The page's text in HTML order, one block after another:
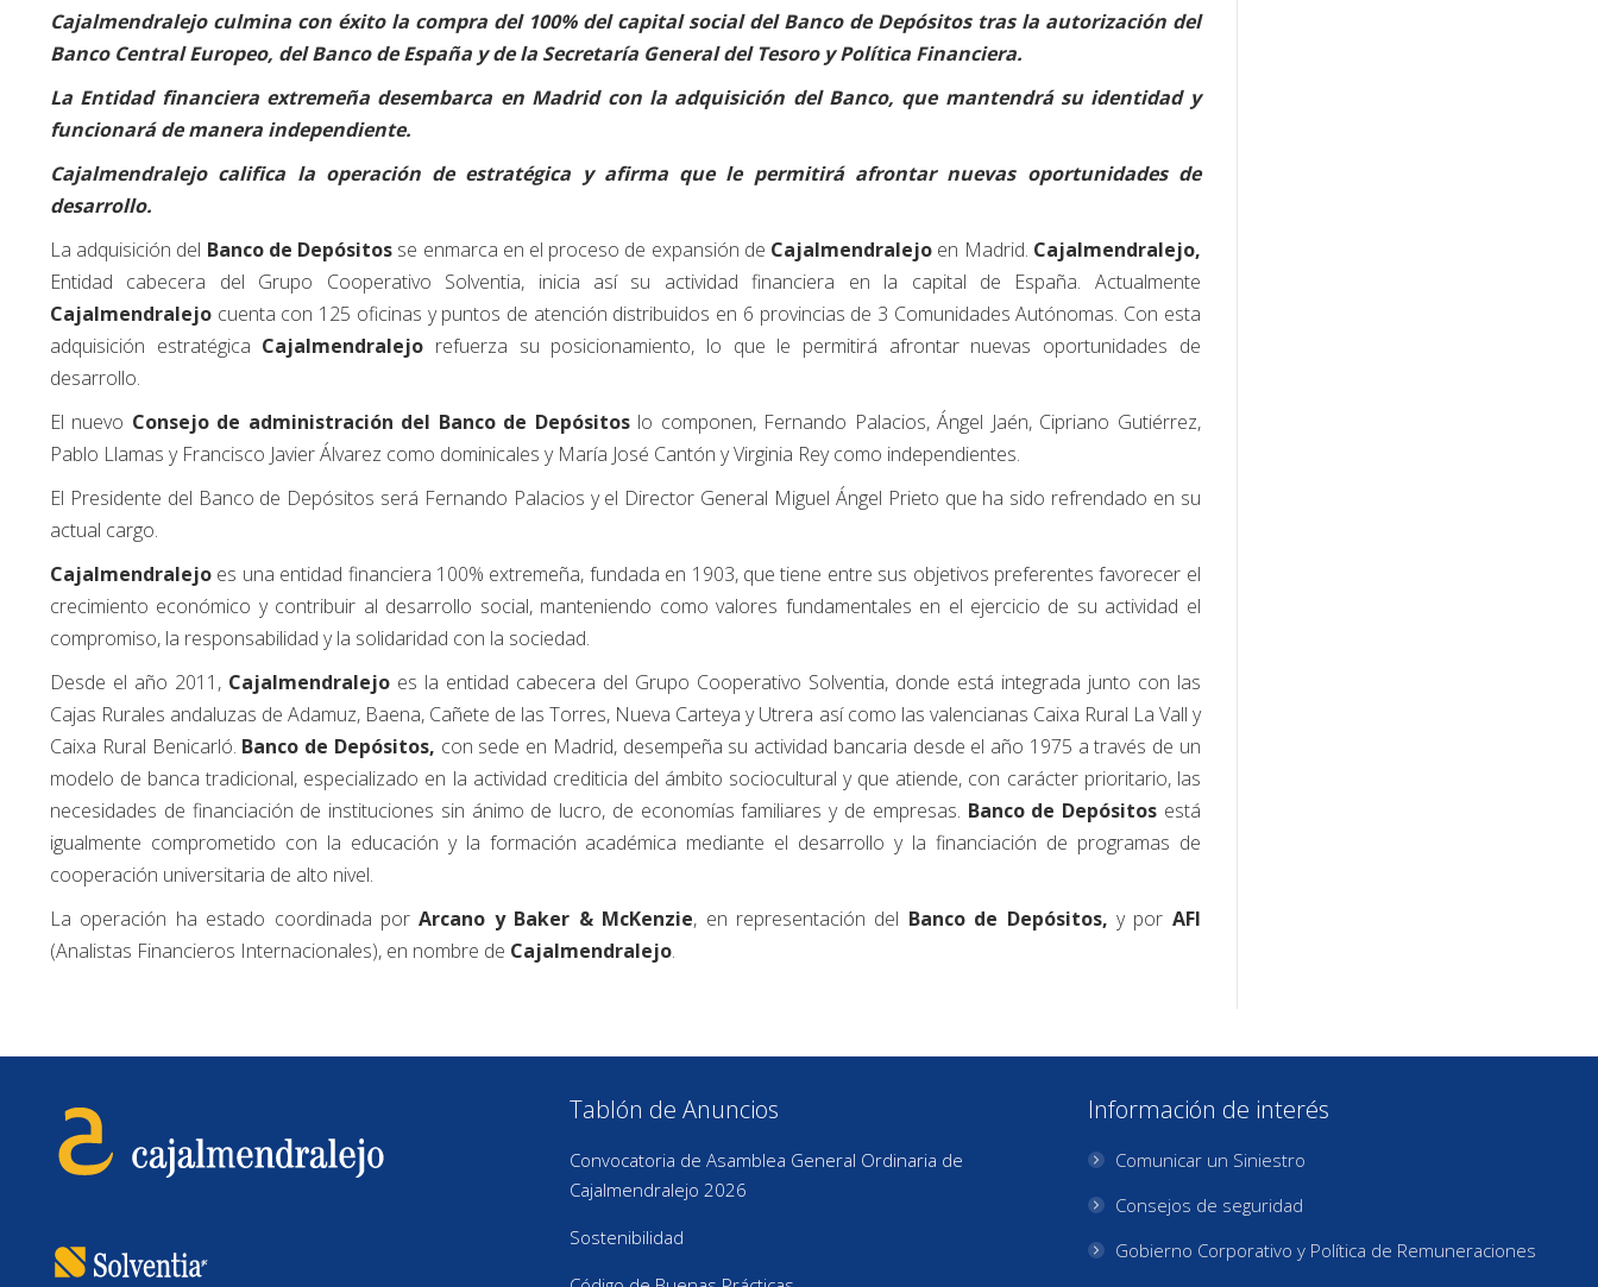
Cajalmendralejo culmina con éxito la compra del 100% del capital social del Banco de Depósitos tras la autorización del
Banco Central Europeo, del Banco de España y de la Secretaría General del Tesoro y Política Financiera.
La Entidad financiera extremeña desembarca en Madrid con la adquisición del Banco, que mantendrá su identidad y
funcionará de manera independiente.
Cajalmendralejo califica la operación de estratégica y afirma que le permitirá afrontar nuevas oportunidades de
desarrollo.
La adquisición del Banco de Depósitos se enmarca en el proceso de expansión de Cajalmendralejo en Madrid. Cajalmendralejo,
Entidad cabecera del Grupo Cooperativo Solventia, inicia así su actividad financiera en la capital de España. Actualmente
Cajalmendralejo cuenta con 125 oficinas y puntos de atención distribuidos en 6 provincias de 3 Comunidades Autónomas. Con esta
adquisición estratégica Cajalmendralejo refuerza su posicionamiento, lo que le permitirá afrontar nuevas oportunidades de
desarrollo.
El nuevo Consejo de administración del Banco de Depósitos lo componen, Fernando Palacios, Ángel Jaén, Cipriano Gutiérrez,
Pablo Llamas y Francisco Javier Álvarez como dominicales y María José Cantón y Virginia Rey como independientes.
El Presidente del Banco de Depósitos será Fernando Palacios y el Director General Miguel Ángel Prieto que ha sido refrendado en su
actual cargo.
Cajalmendralejo es una entidad financiera 100% extremeña, fundada en 1903, que tiene entre sus objetivos preferentes favorecer el
crecimiento económico y contribuir al desarrollo social, manteniendo como valores fundamentales en el ejercicio de su actividad el
compromiso, la responsabilidad y la solidaridad con la sociedad.
Desde el año 2011, Cajalmendralejo es la entidad cabecera del Grupo Cooperativo Solventia, donde está integrada junto con las
Cajas Rurales andaluzas de Adamuz, Baena, Cañete de las Torres, Nueva Carteya y Utrera así como las valencianas Caixa Rural La Vall y
Caixa Rural Benicarló. Banco de Depósitos, con sede en Madrid, desempeña su actividad bancaria desde el año 1975 a través de un
modelo de banca tradicional, especializado en la actividad crediticia del ámbito sociocultural y que atiende, con carácter prioritario, las
necesidades de financiación de instituciones sin ánimo de lucro, de economías familiares y de empresas. Banco de Depósitos está
igualmente comprometido con la educación y la formación académica mediante el desarrollo y la financiación de programas de
cooperación universitaria de alto nivel.
La operación ha estado coordinada porArcano y Baker & McKenzie, en representación del Banco de Depósitos,y por AFI
(Analistas Financieros Internacionales), en nombre de Cajalmendralejo.
Tablón de Anuncios
Convocatoria de Asamblea General Ordinaria de
Cajalmendralejo 2026
Sostenibilidad
Información de interés
Comunicar un Siniestro
Consejos de seguridad
Gobierno Corporativo y Política de Remuneraciones